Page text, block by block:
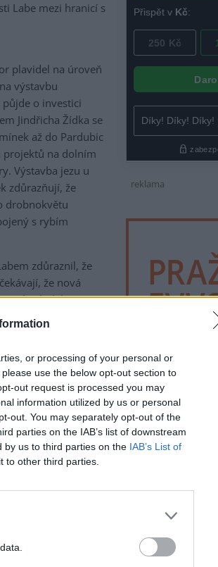
or processing of your personal or
use the below opt-out section to
out request is processed you may
information utilized by us or personal
out. You may separately opt-out of the
parties on the IAB’s list of downstream
by us to third parties on the IAB’s List of
to other third parties.
Labe mezi hranicí s
plavidel na úroveň
výstavbu
o investici
Jindřicha Žídka se
až do Pardubic
projektů na dolním
Výstavba jezu u
zdůrazňují, že
drobnokvětu
s rybím
zdůraznil, že
že nová
vodních děl na
signatářů dohody
jezů v
Vltavy a
reklama